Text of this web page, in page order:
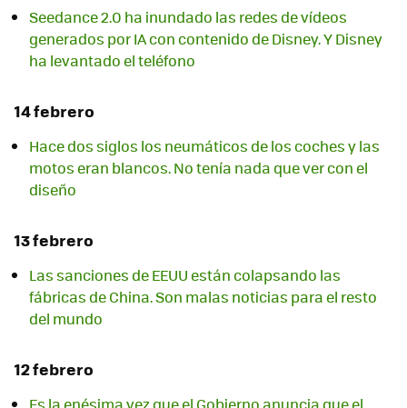
Seedance 2.0 ha inundado las redes de vídeos
generados por IA con contenido de Disney. Y Disney
ha levantado el teléfono
14 febrero
Hace dos siglos los neumáticos de los coches y las
motos eran blancos. No tenía nada que ver con el
diseño
13 febrero
Las sanciones de EEUU están colapsando las
fábricas de China. Son malas noticias para el resto
del mundo
12 febrero